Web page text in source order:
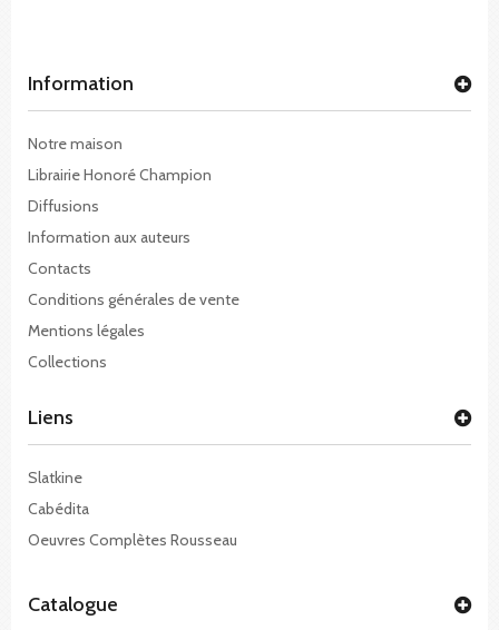
Information
Notre maison
Librairie Honoré Champion
Diffusions
Information aux auteurs
Contacts
Conditions générales de vente
Mentions légales
Collections
Liens
Slatkine
Cabédita
Oeuvres Complètes Rousseau
Catalogue